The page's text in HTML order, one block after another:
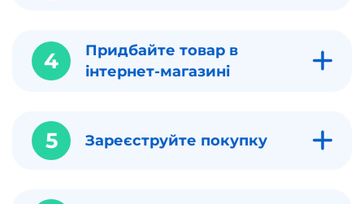
4
Придбайте товар в
інтернет-магазині
5 Зареєструйте покупку